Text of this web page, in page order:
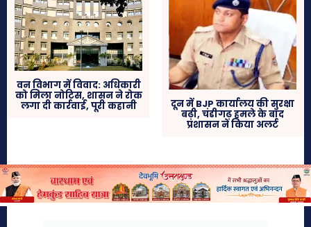
वन विभाग में विवाद: अधिकारी
को मिला नोटिस, शासन ने रोक
लगा दी कार्रवाई, पूरी कहानी दून में BJP कार्यालय की सुरक्षा
बढ़ी, चंडीगढ़ हमले के बाद
प्रशासन ने किया अलर्ट